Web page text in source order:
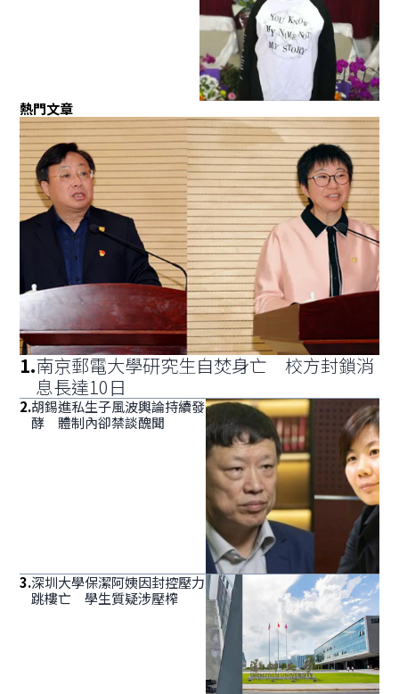
熱門文章
1.南京郵電大學研究生自焚身亡 校方封鎖消
息長達10日
2.胡錫進私生子風波輿論持續發
酵 體制內卻禁談醜聞
3.深圳大學保潔阿姨因封控壓力
跳樓亡 學生質疑涉壓榨